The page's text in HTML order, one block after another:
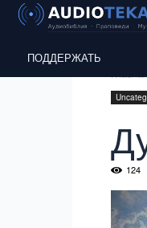
ПОДДЕРЖАТЬ
124